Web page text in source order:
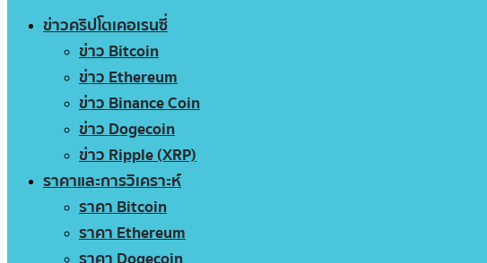
ข่าวคริปโตเคอเรนซี่
ข่าว Bitcoin
ข่าว Ethereum
ข่าว Binance Coin
ข่าว Dogecoin
ข่าว Ripple (XRP)
ราคาและการวิเคราะห์
ราคา Bitcoin
ราคา Ethereum